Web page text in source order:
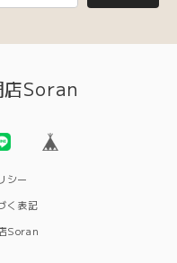
店Soran
シー
く表記
Soran